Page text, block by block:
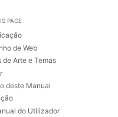
/ Auto color theme
PAGE
de Web
de Arte e Temas
deste Manual
do Utilizador